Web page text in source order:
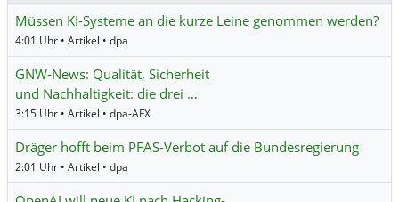
Müssen KI-Systeme an die kurze Leine genommen werden?
4:01 Uhr • Artikel • dpa
GNW-News: Qualität, Sicherheit
und Nachhaltigkeit: die drei …
3:15 Uhr • Artikel • dpa-AFX
Dräger hofft beim PFAS-Verbot auf die Bundesregierung
2:01 Uhr • Artikel • dpa